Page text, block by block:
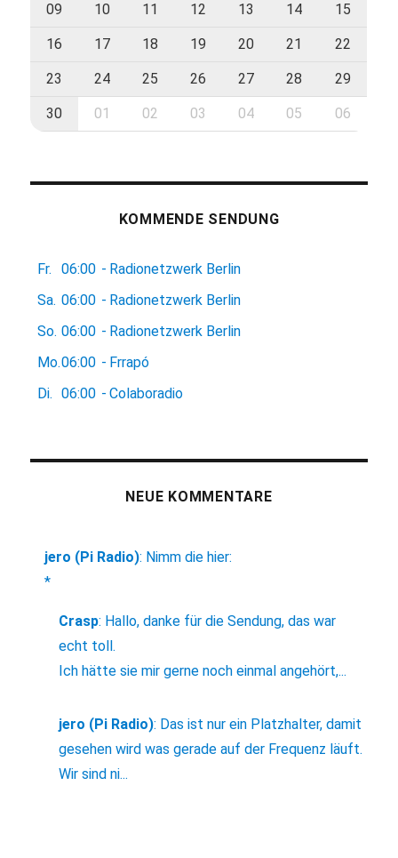
09 10 11 12 13 14 15
16 17 18 19 20 21 22
23 24 25 26 27 28 29
30 01 02 03 04 05 06
KOMMENDE SENDUNG
Fr. 06:00 - Radionetzwerk Berlin
Sa. 06:00 - Radionetzwerk Berlin
So. 06:00 - Radionetzwerk Berlin
Mo.06:00 - Frrapó
Di.
06:00 - Colaboradio
NEUE KOMMENTARE
jero (Pi Radio): Nimm die hier:
*
Crasp: Hallo, danke für die Sendung, das war
echt toll.
Ich hätte sie mir gerne noch einmal angehört,...
jero (Pi Radio): Das ist nur ein Platzhalter, damit
gesehen wird was gerade auf der Frequenz läuft.
Wir sind ni...